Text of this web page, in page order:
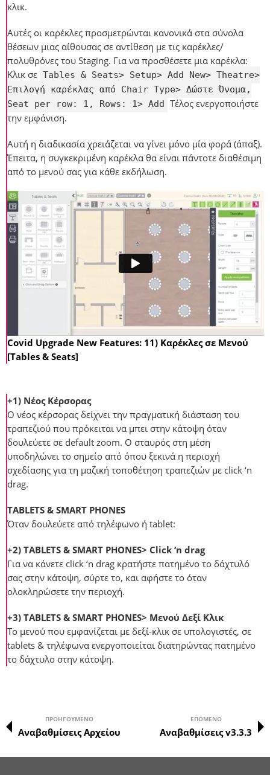
κλικ.
Αυτές οι καρέκλες προσμετρώνται κανονικά στα σύνολα
θέσεων μιας αίθουσας σε αντίθεση με τις καρέκλες/
πολυθρόνες του Staging. Για να προσθέσετε μια καρέκλα:
Κλικ σε Tables & Seats> Setup> Add New> Theatre>
Επιλογή καρέκλας από Chair Type> Δώστε Όνομα,
Seat per row: 1, Rows: 1> Add Τέλος ενεργοποιήστε
την εμφάνιση.
Αυτή η διαδικασία χρειάζεται να γίνει μόνο μία φορά (άπαξ).
Έπειτα, η συγκεκριμένη καρέκλα θα είναι πάντοτε διαθέσιμη
από το μενού σας για κάθε εκδήλωση.
Covid Upgrade New Features: 11) Καρέκλες σε Μενού
[Tables & Seats]
+1) Νέος Κέρσορας
Ο νέος κέρσορας δείχνει την πραγματική διάσταση του
τραπεζιού που πρόκειται να μπει στην κάτοψη όταν
δουλεύετε σε default zoom. O σταυρός στη μέση
υποδηλώνει το σημείο από όπου ξεκινά η περιοχή
σχεδίασης για τη μαζική τοποθέτηση τραπεζιών με click ‘n
drag.
TABLETS & SMART PHONES
Όταν δουλεύετε από τηλέφωνο ή tablet:
+2) TABLETS & SMART PHONES> Click ‘n drag
Για να κάνετε click ‘n drag κρατήστε πατημένο το δάχτυλό
σας στην κάτοψη, σύρτε το, και αφήστε το όταν
ολοκληρώσετε την περιοχή.
+3) TABLETS & SMART PHONES> Μενού Δεξί Κλικ
Το μενού που εμφανίζεται με δεξί-κλικ σε υπολογιστές, σε
tablets & τηλέφωνα ενεργοποιείται διατηρώντας πατημένο
το δάχτυλο στην κάτοψη.
ΠΡΟΗΓΟΎΜΕΝΟ
Αναβαθμίσεις Αρχείου
ΕΠΌΜΕΝΟ
Αναβαθμίσεις v3.3.3